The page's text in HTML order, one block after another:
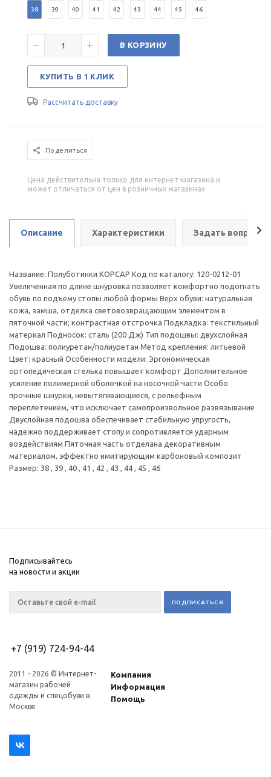
38 39 40 41 42 43 44 45 46
В КОРЗИНУ
КУПИТЬ В 1 КЛИК
Рассчитать доставку
Поделиться
Цена действительна только для интернет-магазина и
может отличаться от цен в розничных магазинах
Описание Характеристики Задать вопрос
Название: Полуботинки КОРСАР Код по каталогу: 120-0212-01
Увеличенная по длине шнуровка позволяет комфортно подогнать
обувь по подъему стопы любой формы Верх обуви: натуральная
кожа, замша, отделка световозвращающим элементом в
пяточной части; контрастная отстрочка Подкладка: текстильный
материал Подносок: сталь (200 Дж) Тип подошвы: двухслойная
Подошва: полиуретан/полиуретан Метод крепления: литьевой
Цвет: красный Особенности модели: Эргономическая
ортопедическая стелька повышает комфорт Дополнительное
усиление полимерной оболочкой на носочной части Особо
прочные шнурки, невытягивающиеся, с рельефным
переплетением, что исключает самопроизвольное развязывание
Двуслойная подошва обеспечивает стабильную упругость,
надежно поддерживает стопу и сопротивляется ударным
воздействиям Пяточная часть отделана декоративным
материалом, эффектно имитирующим карбоновый композит
Размер: 38 , 39 , 40 , 41 , 42 , 43 , 44 , 45 , 46
Подписывайтесь
на новости и акции
+7 (919) 724-94-44
2011 - 2026 © Интернет-
магазин рабочей
одежды и спецобуви в
Москве
Компания
Информация
Помощь